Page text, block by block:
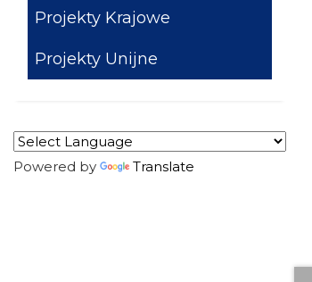
Projekty Krajowe
Projekty Unijne
Powered by Translate